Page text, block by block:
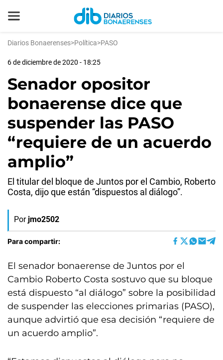
Diarios Bonaerenses>Política>PASO
6 de diciembre de 2020 - 18:25
Senador opositor
bonaerense dice que
suspender las PASO
“requiere de un acuerdo
amplio”
El titular del bloque de Juntos por el Cambio, Roberto
Costa, dijo que están “dispuestos al diálogo”.
Por jmo2502
Para compartir:
El senador bonaerense de Juntos por el
Cambio Roberto Costa sostuvo que su bloque
está dispuesto “al diálogo” sobre la posibilidad
de suspender las elecciones primarias (PASO),
aunque advirtió que esa decisión “requiere de
un acuerdo amplio”.